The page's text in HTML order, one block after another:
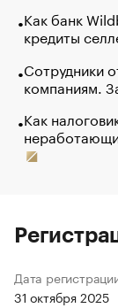
Как банк
кредиты
Сотрудники
компаниям.
Как
Дата
31 октября 2025